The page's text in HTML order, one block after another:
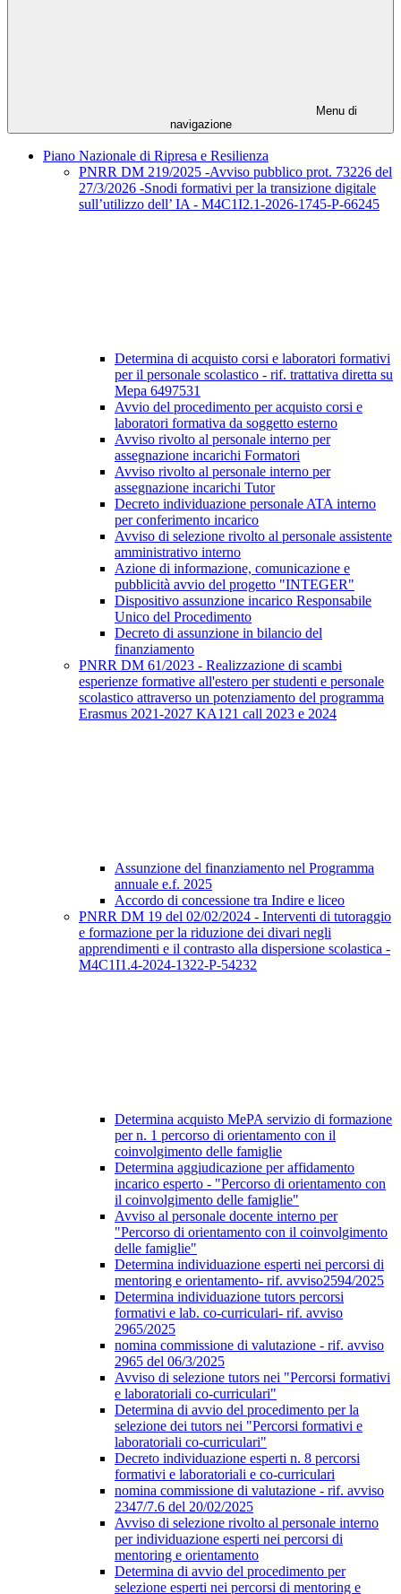
Menu di
navigazione
Piano Nazionale di Ripresa e Resilienza
PNRR DM 219/2025 -Avviso pubblico prot. 73226 del
27/3/2026 -Snodi formativi per la transizione digitale
sull’utilizzo dell’ IA - M4C1I2.1-2026-1745-P-66245
Determina di acquisto corsi e laboratori formativi
per il personale scolastico - rif. trattativa diretta su
Mepa 6497531
Avvio del procedimento per acquisto corsi e
laboratori formativa da soggetto esterno
Avviso rivolto al personale interno per
assegnazione incarichi Formatori
Avviso rivolto al personale interno per
assegnazione incarichi Tutor
Decreto individuazione personale ATA interno
per conferimento incarico
Avviso di selezione rivolto al personale assistente
amministrativo interno
Azione di informazione, comunicazione e
pubblicità avvio del progetto "INTEGER"
Dispositivo assunzione incarico Responsabile
Unico del Procedimento
Decreto di assunzione in bilancio del
finanziamento
PNRR DM 61/2023 - Realizzazione di scambi
esperienze formative all'estero per studenti e personale
scolastico attraverso un potenziamento del programma
Erasmus 2021-2027 KA121 call 2023 e 2024
Assunzione del finanziamento nel Programma
annuale e.f. 2025
Accordo di concessione tra Indire e liceo
PNRR DM 19 del 02/02/2024 - Interventi di tutoraggio
e formazione per la riduzione dei divari negli
apprendimenti e il contrasto alla dispersione scolastica -
M4C1I1.4-2024-1322-P-54232
Determina acquisto MePA servizio di formazione
per n. 1 percorso di orientamento con il
coinvolgimento delle famiglie
Determina aggiudicazione per affidamento
incarico esperto - "Percorso di orientamento con
il coinvolgimento delle famiglie"
Avviso al personale docente interno per
"Percorso di orientamento con il coinvolgimento
delle famiglie"
Determina individuazione esperti nei percorsi di
mentoring e orientamento- rif. avviso2594/2025
Determina individuazione tutors percorsi
formativi e lab. co-curriculari- rif. avviso
2965/2025
nomina commissione di valutazione - rif. avviso
2965 del 06/3/2025
Avviso di selezione tutors nei "Percorsi formativi
e laboratoriali co-curriculari"
Determina di avvio del procedimento per la
selezione dei tutors nei "Percorsi formativi e
laboratoriali co-curriculari"
Decreto individuazione esperti n. 8 percorsi
formativi e laboratoriali e co-curriculari
nomina commissione di valutazione - rif. avviso
2347/7.6 del 20/02/2025
Avviso di selezione rivolto al personale interno
per individuazione esperti nei percorsi di
mentoring e orientamento
Determina di avvio del procedimento per
selezione esperti nei percorsi di mentoring e